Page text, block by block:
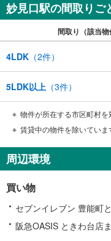
妙見口駅の間取りご
間取り（該当物
4LDK （2件）
5LDK以上 （3件）
物件が所在する市区町村を
賃貸中の物件を除いていま
周辺環境
買い物
セブンイレブン 豊能町
阪急OASIS ときわ台店